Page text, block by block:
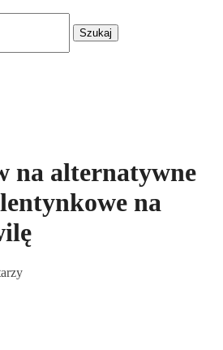
Szukaj
na alternatywne
na